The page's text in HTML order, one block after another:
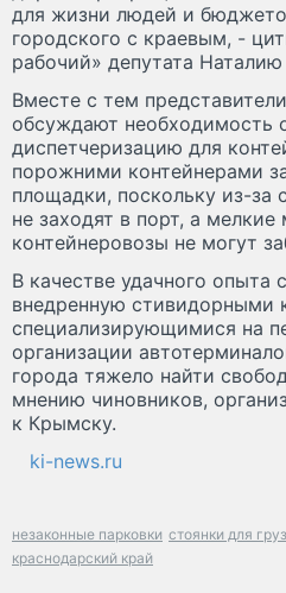
для жизни людей и
городского с краевым, -
рабочий» депутата
Вместе с тем
обсуждают необходимость
диспетчеризацию для
порожними контейнерами
площадки, поскольку из-за
не заходят в порт, а мелкие
контейнеровозы не могут
В качестве удачного опыта
внедренную стивидорными
специализирующимися на
организации
города тяжело найти
мнению чиновников,
к Крымску.
ki-news.ru
незаконные парковки стоянки для
краснодарский край